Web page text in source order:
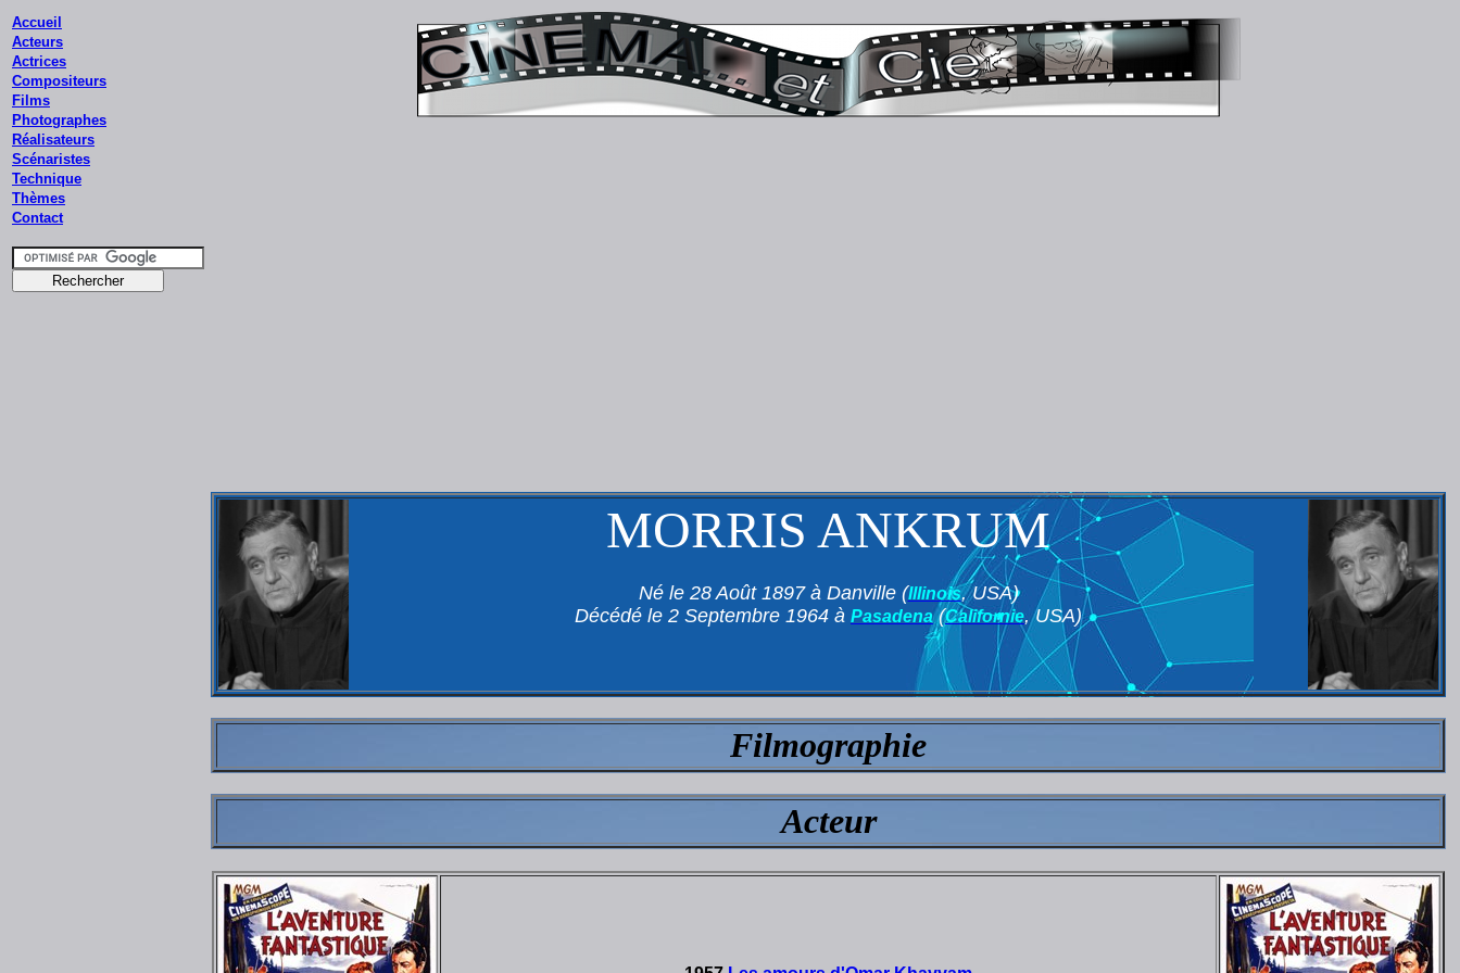
Accueil
Acteurs
Actrices
Compositeurs
Films
Photographes
Réalisateurs
Scénaristes
Technique
Thèmes
Contact
MORRIS ANKRUM
Né le 28 Août 1897 à Danville (Illinois, USA)
Décédé le 2 Septembre 1964 à Pasadena(Californie, USA)
Filmographie
Acteur